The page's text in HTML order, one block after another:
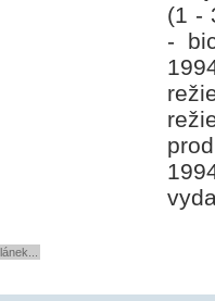
(1 -
-